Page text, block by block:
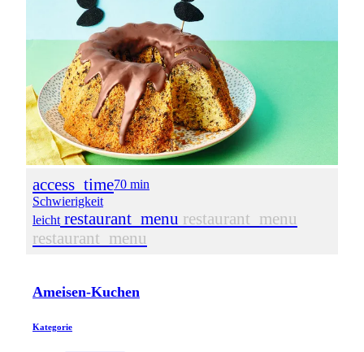
access_time70 min
Schwierigkeit
leicht restaurant_menu restaurant_menu
restaurant_menu
Ameisen-Kuchen
Kategorie